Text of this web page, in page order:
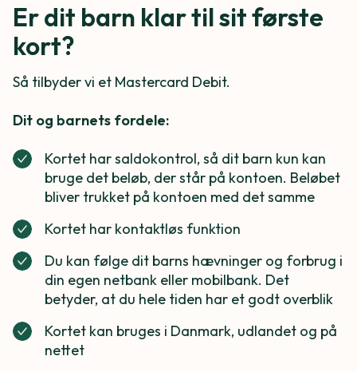
Er dit barn klar til sit første
kort?
Så tilbyder vi et Mastercard Debit.
Dit og barnets fordele:
Kortet har saldokontrol, så dit barn kun kan
bruge det beløb, der står på kontoen. Beløbet
bliver trukket på kontoen med det samme
Kortet har kontaktløs funktion
Du kan følge dit barns hævninger og forbrug i
din egen netbank eller mobilbank. Det
betyder, at du hele tiden har et godt overblik
Kortet kan bruges i Danmark, udlandet og på
nettet